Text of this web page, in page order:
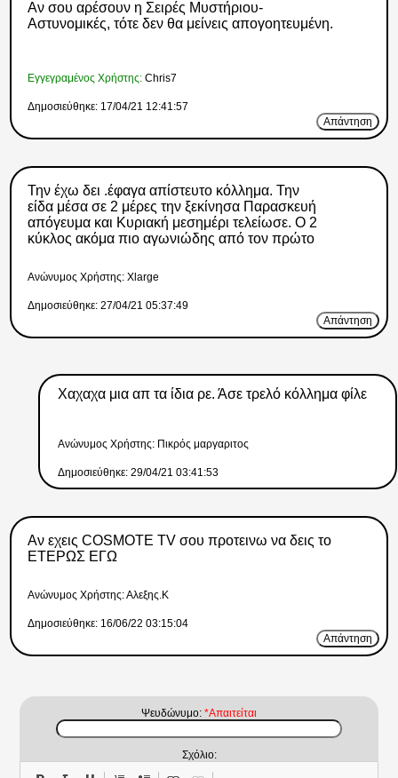
Αν σου αρέσουν η Σειρές Μυστήριου-
Αστυνομικές, τότε δεν θα μείνεις απογοητευμένη.
Εγγεγραμένος Χρήστης:Chris7
Δημοσιεύθηκε: 17/04/21 12:41:57
Απάντηση
Την έχω δει .έφαγα απίστευτο κόλλημα. Την
είδα μέσα σε 2 μέρες την ξεκίνησα Παρασκευή
απόγευμα και Κυριακή μεσημέρι τελείωσε. Ο 2
κύκλος ακόμα πιο αγωνιώδης από τον πρώτο
Ανώνυμος Xρήστης: Xlarge
Δημοσιεύθηκε: 27/04/21 05:37:49
Απάντηση
Χαχαχα μια απ τα ίδια ρε. Άσε τρελό κόλλημα φίλε
Ανώνυμος Xρήστης: Πικρός μαργαριτος
Δημοσιεύθηκε: 29/04/21 03:41:53
Αν εχεις COSMOTE TV σου προτεινω να δεις το
ΕΤΕΡΩΣ ΕΓΩ
Ανώνυμος Xρήστης: Αλεξης.Κ
Δημοσιεύθηκε: 16/06/22 03:15:04
Απάντηση
Ψευδώνυμο: *Απαιτείται
Σχόλιο: